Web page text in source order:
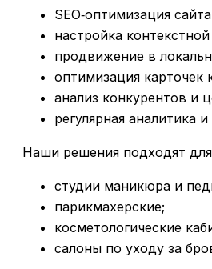
SEO‑оптимизация
настройка
продвижение в
оптимизация карточек
анализ конкурентов и
регулярная аналитика
Наши решения подходят
студии маникюра и
парикмахерские;
косметологические
салоны по уходу за